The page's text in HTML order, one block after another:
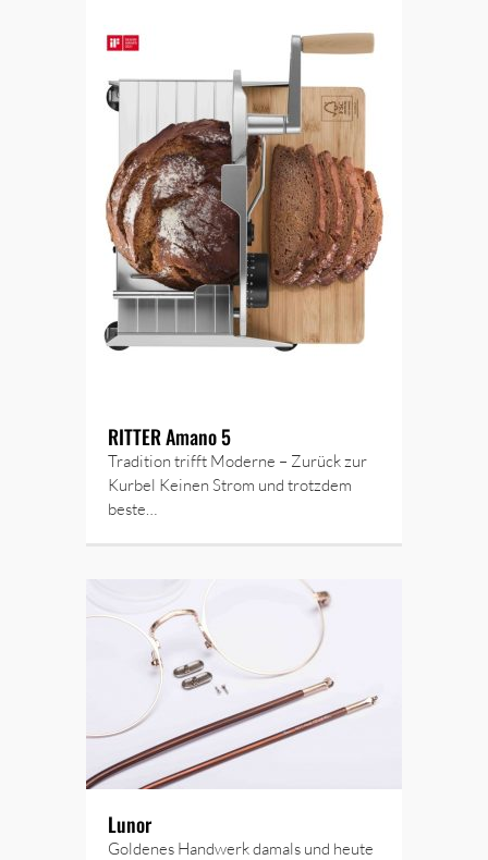
RITTER Amano 5
Tradition trifft Moderne – Zurück zur
Kurbel Keinen Strom und trotzdem
beste…
Lunor
Goldenes Handwerk damals und heute